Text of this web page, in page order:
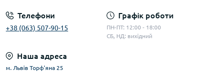
Телефони
+38 (063) 507-90-15
Графік роботи
ПН-ПТ: 12:00 - 18:00
СБ, НД: вихідний
Наша адреса
м. Львів Торф'яна 25